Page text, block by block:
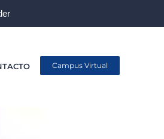
Campus Virtual